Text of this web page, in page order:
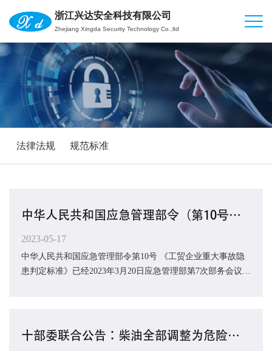
浙江兴达安全科技有限公司
Zhejiang Xingda Security Technology Co.,ltd
法律法规 规范标准
中华人民共和国应急管理部令（第10号）工贸企业重大事故隐患判定标准
2023-05-17
中华人民共和国应急管理部令第10号 《工贸企业重大事故隐
患判定标准》已经2023年3月20日应急管理部第7次部务会议审
十部委联合公告：柴油全部调整为危险化学品，不再区分闪点！2023年1月1日起施行